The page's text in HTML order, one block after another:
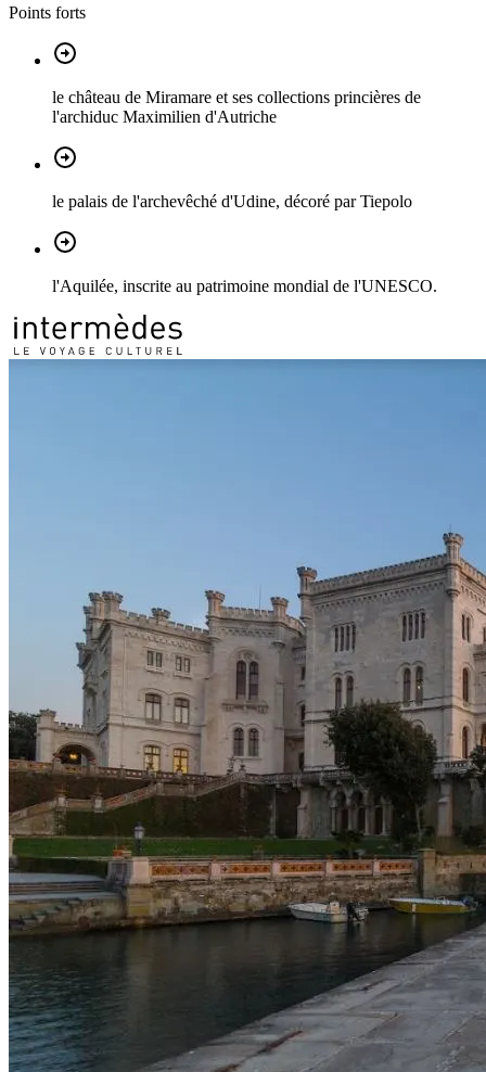
Points forts
le château de Miramare et ses collections princières de
l'archiduc Maximilien d'Autriche
le palais de l'archevêché d'Udine, décoré par Tiepolo
l'Aquilée, inscrite au patrimoine mondial de l'UNESCO.